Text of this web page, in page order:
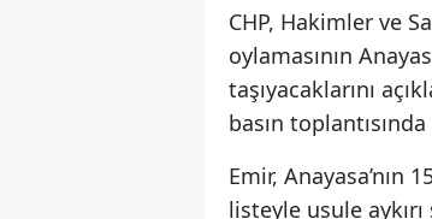
CHP, Hakimler ve
oylamasının
taşıyacaklarını
basın
Emir, Anayasa’nın
listeyle usule